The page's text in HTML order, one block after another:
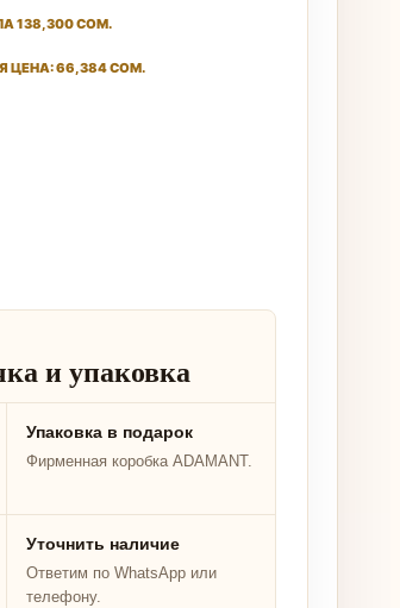
138,300 СОМ.
ЦЕНА: 66,384 СОМ.
и упаковка
Упаковка в подарок
Фирменная коробка ADAMANT.
Уточнить наличие
Ответим по WhatsApp или
телефону.